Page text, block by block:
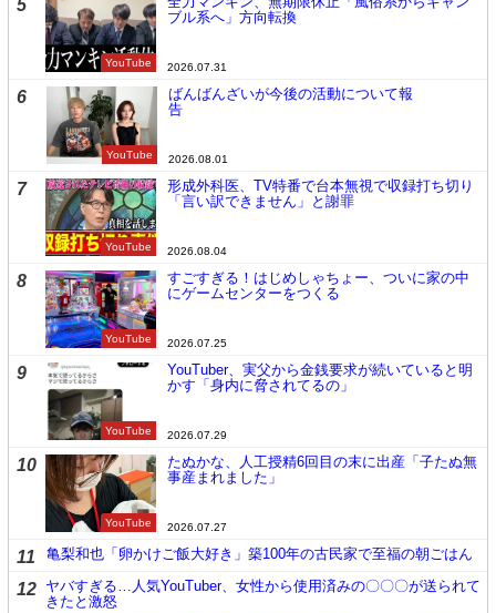
5
YouTube
ブル系へ」方向転換
2026.07.31
6
YouTube
ばんばんざいが今後の活動について報
告
2026.08.01
7
YouTube
形成外科医、TV特番で台本無視で収録打ち切り
「言い訳できません」と謝罪
2026.08.04
8
YouTube
すごすぎる！はじめしゃちょー、ついに家の中
にゲームセンターをつくる
2026.07.25
9
YouTube
YouTuber、実父から金銭要求が続いていると明
かす「身内に脅されてるの」
2026.07.29
10
YouTube
たぬかな、人工授精6回目の末に出産「子たぬ無
事産まれました」
2026.07.27
11 亀梨和也「卵かけご飯大好き」築100年の古民家で至福の朝ごはん
12 ヤバすぎる…人気YouTuber、女性から使用済みの〇〇〇が送られて
きたと激怒